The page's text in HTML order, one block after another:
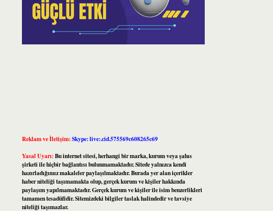
Reklam ve İletişim:Skype: live:.cid.575569c608265c69
Yasal Uyarı:Bu internet sitesi, herhangi bir marka, kurum veya şahıs
şirketi ile hiçbir bağlantısı bulunmamaktadır. Sitede yalnızca kendi
hazırladığımız makaleler paylaşılmaktadır. Burada yer alan içerikler
haber niteliği taşımamakta olup, gerçek kurum ve kişiler hakkında
paylaşım yapılmamaktadır. Gerçek kurum ve kişiler ile isim benzerlikleri
tamamen tesadüfidir. Sitemizdeki bilgiler taslak halindedir ve tavsiye
niteliği taşımazlar.